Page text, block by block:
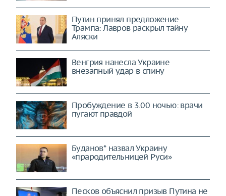
Путин принял предложение
Трампа: Лавров раскрыл тайну
Аляски
Венгрия нанесла Украине
внезапный удар в спину
Пробуждение в 3.00 ночью: врачи
пугают правдой
Буданов* назвал Украину
«прародительницей Руси»
Песков объяснил призыв Путина не